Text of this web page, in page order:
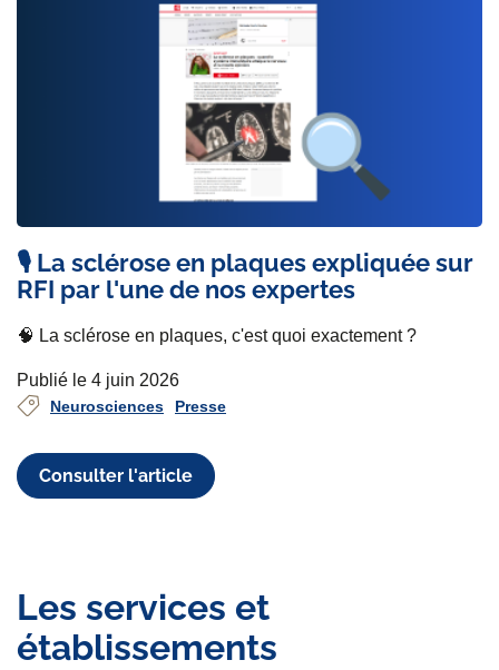
🎙️ La sclérose en plaques expliquée sur
RFI par l'une de nos expertes
🧠 La sclérose en plaques, c'est quoi exactement ?
Publié le 4 juin 2026
Neurosciences Presse
Consulter l'article
Les services et
établissements